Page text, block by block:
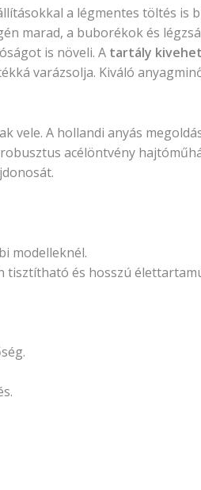
a légmentes töltés is
marad, a buborékok és
is növeli. A tartály
varázsolja. Kiváló
vele. A hollandi anyás
acélöntvény
modelleknél.
tisztítható és hosszú